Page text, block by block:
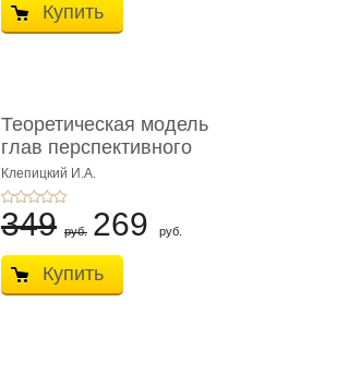
Купить
Теоретическая модель
глав перспективного
УК о ...
Клепицкий И.А.
349 руб. 269 руб.
Купить